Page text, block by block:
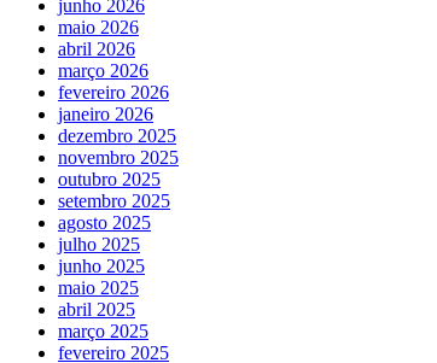
junho 2026
maio 2026
abril 2026
março 2026
fevereiro 2026
janeiro 2026
dezembro 2025
novembro 2025
outubro 2025
setembro 2025
agosto 2025
julho 2025
junho 2025
maio 2025
abril 2025
março 2025
fevereiro 2025